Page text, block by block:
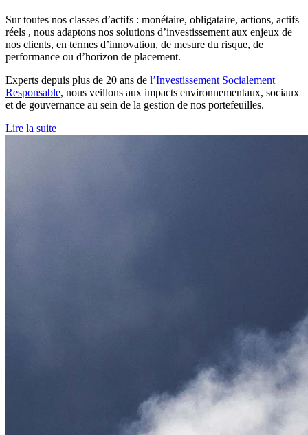
Sur toutes nos classes d’actifs : monétaire, obligataire, actions, actifs
réels , nous adaptons nos solutions d’investissement aux enjeux de
nos clients, en termes d’innovation, de mesure du risque, de
performance ou d’horizon de placement.
Experts depuis plus de 20 ans de l’Investissement Socialement
Responsable, nous veillons aux impacts environnementaux, sociaux
et de gouvernance au sein de la gestion de nos portefeuilles.
Lire la suite